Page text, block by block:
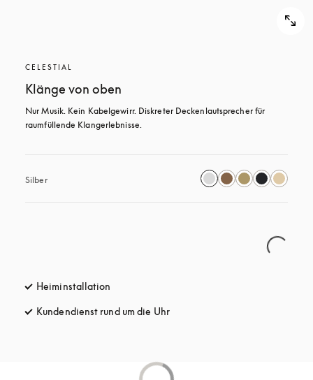
CELESTIAL
Klänge von oben
Nur Musik. Kein Kabelgewirr. Diskreter Deckenlautsprecher für
raumfüllende Klangerlebnisse.
Silber
Heiminstallation
Kundendienst rund um die Uhröffnet sich in einem neuen Tab